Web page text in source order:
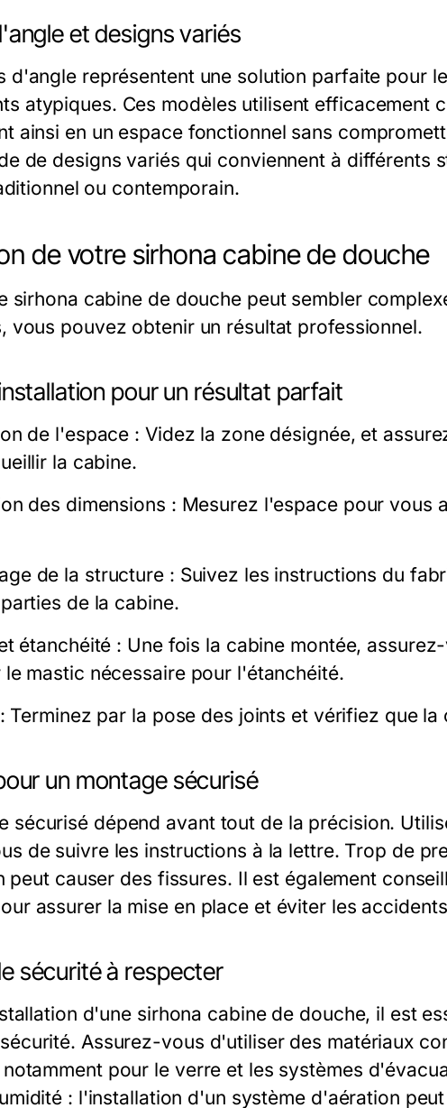
et designs variés
d'angle représentent une solution parfaite pour
atypiques. Ces modèles utilisent efficacement
ainsi en un espace fonctionnel sans
de designs variés qui conviennent à différents
ou contemporain.
de votre sirhona cabine de douche
sirhona cabine de douche peut sembler
vous pouvez obtenir un résultat professionnel.
pour un résultat parfait
de l'espace : Videz la zone désignée, et
la cabine.
des dimensions : Mesurez l'espace pour vous
de la structure : Suivez les instructions du
de la cabine.
étanchéité : Une fois la cabine montée,
mastic nécessaire pour l'étanchéité.
Terminez par la pose des joints et vérifiez que la
un montage sécurisé
sécurisé dépend avant tout de la précision.
de suivre les instructions à la lettre. Trop de
peut causer des fissures. Il est également
assurer la mise en place et éviter les
sécurité à respecter
d'une sirhona cabine de douche, il est
Assurez-vous d'utiliser des matériaux
pour le verre et les systèmes
: l'installation d'un système d'aération